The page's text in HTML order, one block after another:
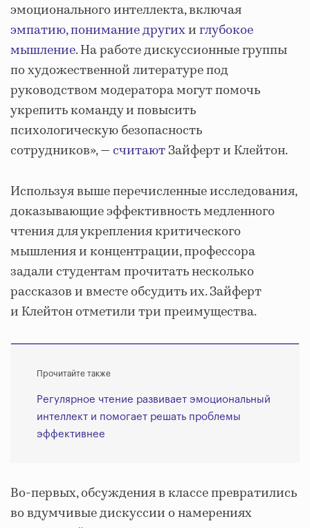
эмоционального интеллекта, включая
эмпатию,понимание другихиглубокое
мышление. На работе дискуссионные группы
по художественной литературе под
руководством модератора могут помочь
укрепить команду и повысить
психологическую безопасность
сотрудников», —считаютЗайферт и Клейтон.
Используя выше перечисленные исследования,
доказывающие эффективность медленного
чтения для укрепления критического
мышления и концентрации, профессора
задали студентам прочитать несколько
рассказов и вместе обсудить их. Зайферт
и Клейтон отметили три преимущества.
Прочитайте также
Регулярное чтение развивает эмоциональный
интеллект и помогает решать проблемы
эффективнее
Во-первых, обсуждения в классе превратились
во вдумчивые дискуссии о намерениях